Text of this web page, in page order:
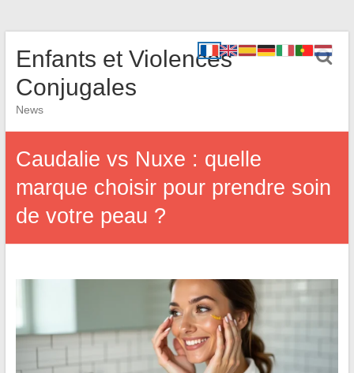
Enfants et Violences
Conjugales
News
Caudalie vs Nuxe : quelle
marque choisir pour prendre soin
de votre peau ?